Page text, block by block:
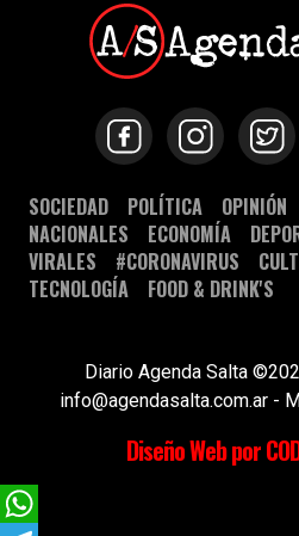
SOCIEDAD POLÍTICA OPINIÓN
NACIONALES
ECONOMÍA
VIRALES
#CORONAVIRUS
TECNOLOGÍA
FOOD & DRINK'S
Diario Agenda Salta
info@agendasalta.com.ar -
Diseño Web por